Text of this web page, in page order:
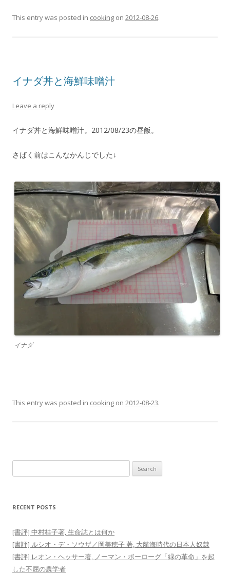
This entry was posted in cooking on 2012-08-26.
イナダ丼と海鮮味噌汁
Leave a reply
イナダ丼と海鮮味噌汁。2012/08/23の昼飯。
さばく前はこんなかんじでした↓
イナダ
This entry was posted in cooking on 2012-08-23.
for:
RECENT POSTS
[書評] 中村桂子著, 生命誌とは何か
[書評] ルシオ・デ・ソウザ／岡美穂子 著, 大航海時代の日本人奴隷
[書評] レオン・ヘッサー著, ノーマン・ボーローグ「緑の革命」を起
した不屈の農学者